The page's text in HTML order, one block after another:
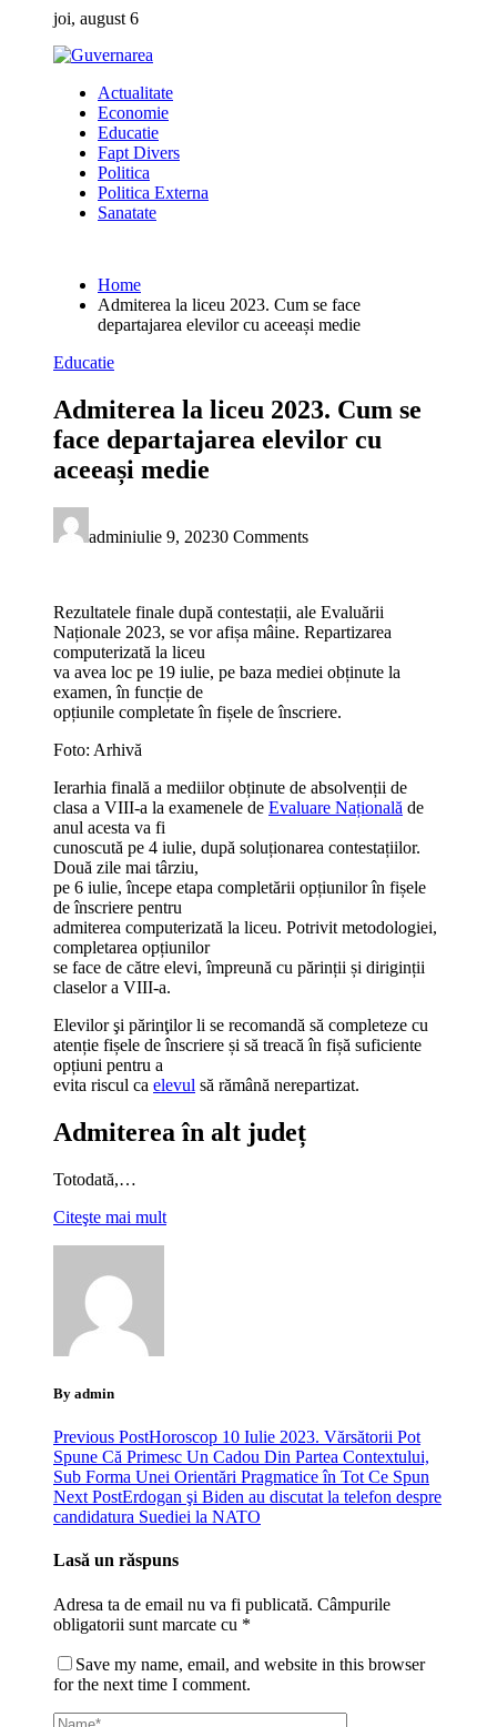
content
joi, august 6
Actualitate
Economie
Educatie
Fapt Divers
Politica
Politica Externa
Sanatate
Home
Admiterea la liceu 2023. Cum se face
departajarea elevilor cu aceeași medie
Educatie
Admiterea la liceu 2023. Cum se
face departajarea elevilor cu
aceeași medie
adminiulie 9, 20230 Comments
Rezultatele finale după contestații, ale Evaluării
Naționale 2023, se vor afișa mâine. Repartizarea
computerizată la liceu
va avea loc pe 19 iulie, pe baza mediei obținute la
examen, în funcție de
opțiunile completate în fișele de înscriere.
Foto: Arhivă
Ierarhia finală a mediilor obținute de absolvenții de
clasa a VIII-a la examenele de Evaluare Națională de
anul acesta va fi
cunoscută pe 4 iulie, după soluționarea contestațiilor.
Două zile mai târziu,
pe 6 iulie, începe etapa completării opțiunilor în fișele
de înscriere pentru
admiterea computerizată la liceu. Potrivit metodologiei,
completarea opțiunilor
se face de către elevi, împreună cu părinții și diriginții
claselor a VIII-a.
Elevilor şi părinţilor li se recomandă să completeze cu
atenție fișele de înscriere și să treacă în fișă suficiente
opțiuni pentru a
evita riscul ca elevul să rămână nerepartizat.
Admiterea în alt județ
Totodată,…
Citeşte mai mult
By admin
Previous PostHoroscop 10 Iulie 2023. Vărsătorii Pot
Spune Că Primesc Un Cadou Din Partea Contextului,
Sub Forma Unei Orientări Pragmatice în Tot Ce Spun
Next PostErdogan şi Biden au discutat la telefon despre
candidatura Suediei la NATO
Lasă un răspuns
Adresa ta de email nu va fi publicată. Câmpurile
obligatorii sunt marcate cu *
Save my name, email, and website in this browser
for the next time I comment.